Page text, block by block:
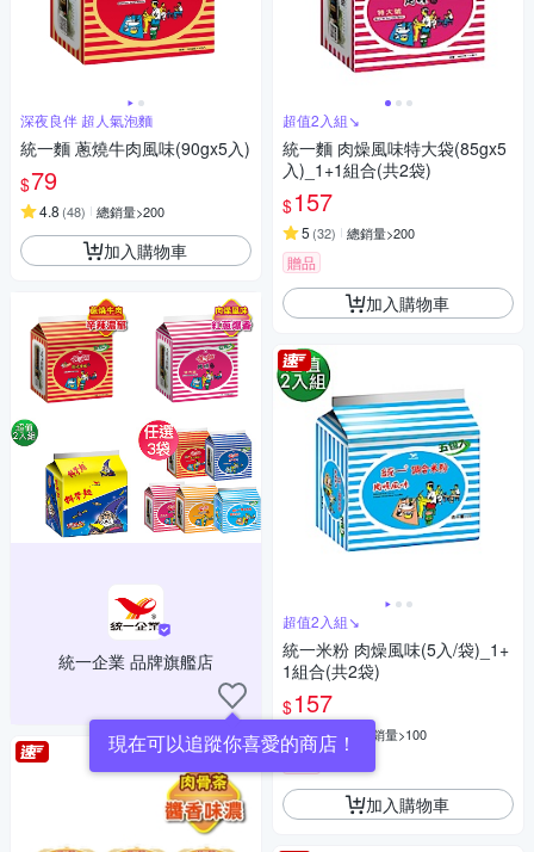
深夜良伴 超人氣泡麵
統一麵 蔥燒牛肉風味(90gx5入)
$79
4.8 (48) 總銷量>200
加入購物車
統一企業 品牌旗艦店
現在可以追蹤你喜愛的商店！
超值2入組↘︎
統一麵 肉燥風味特大袋(85gx5
入)_1+1組合(共2袋)
$157
5 (32) 總銷量>200
贈品
加入購物車
超值2入組↘︎
統一米粉 肉燥風味(5入/袋)_1+
1組合(共2袋)
$157
4.9 (29 ) 總銷量>100
加入購物車